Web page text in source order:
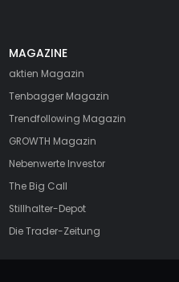
MAGAZINE
aktien Magazin
Tenbagger Magazin
Trendfollowing Magazin
GROWTH Magazin
Nebenwerte Investor
The Big Call
Stillhalter-Depot
Die Trader-Zeitung